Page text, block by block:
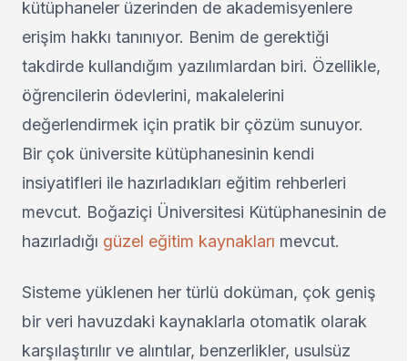
kütüphaneler üzerinden de akademisyenlere
erişim hakkı tanınıyor. Benim de gerektiği
takdirde kullandığım yazılımlardan biri. Özellikle,
öğrencilerin ödevlerini, makalelerini
değerlendirmek için pratik bir çözüm sunuyor.
Bir çok üniversite kütüphanesinin kendi
insiyatifleri ile hazırladıkları eğitim rehberleri
mevcut. Boğaziçi Üniversitesi Kütüphanesinin de
hazırladığı güzel eğitim kaynakları mevcut.
Sisteme yüklenen her türlü doküman, çok geniş
bir veri havuzdaki kaynaklarla otomatik olarak
karşılaştırılır ve alıntılar, benzerlikler, usulsüz